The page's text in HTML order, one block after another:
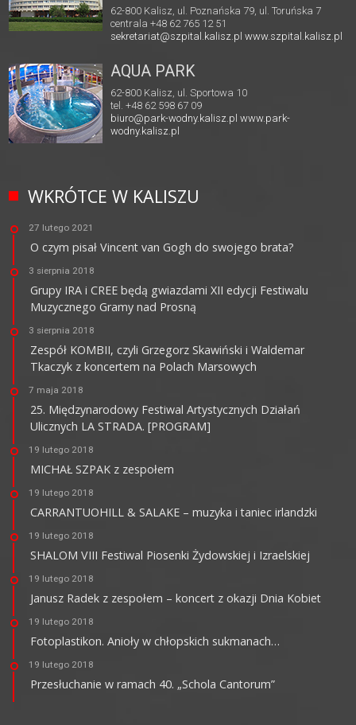
62-800 Kalisz, ul. Poznańska 79, ul. Toruńska 7
centrala +48 62 765 12 51
sekretariat@szpital.kalisz.pl www.szpital.kalisz.pl
AQUA PARK
62-800 Kalisz, ul. Sportowa 10
tel. +48 62 598 67 09
biuro@park-wodny.kalisz.pl www.park-
wodny.kalisz.pl
WKRÓTCE W KALISZU
27 lutego 2021
O czym pisał Vincent van Gogh do swojego brata?
3 sierpnia 2018
Grupy IRA i CREE będą gwiazdami XII edycji Festiwalu
Muzycznego Gramy nad Prosną
3 sierpnia 2018
Zespół KOMBII, czyli Grzegorz Skawiński i Waldemar
Tkaczyk z koncertem na Polach Marsowych
7 maja 2018
25. Międzynarodowy Festiwal Artystycznych Działań
Ulicznych LA STRADA. [PROGRAM]
19 lutego 2018
MICHAŁ SZPAK z zespołem
19 lutego 2018
CARRANTUOHILL & SALAKE – muzyka i taniec irlandzki
19 lutego 2018
SHALOM VIII Festiwal Piosenki Żydowskiej i Izraelskiej
19 lutego 2018
Janusz Radek z zespołem – koncert z okazji Dnia Kobiet
19 lutego 2018
Fotoplastikon. Anioły w chłopskich sukmanach…
19 lutego 2018
Przesłuchanie w ramach 40. „Schola Cantorum”